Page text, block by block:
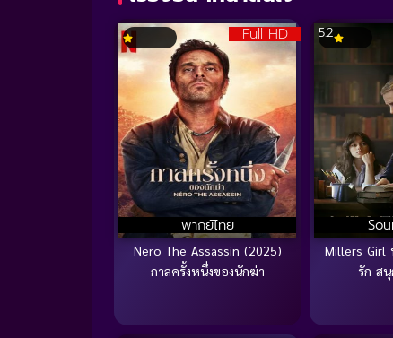
Full HD
พากย์ไทย
Nero The Assassin (2025)
กาลครั้งหนึ่งของนักฆ่า
5.2
Millers Girl
รัก ส